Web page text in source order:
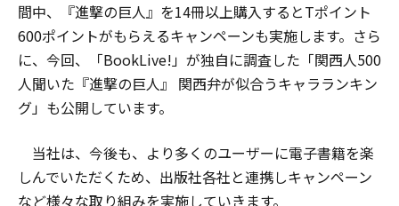
間中、『進撃の巨人』を14冊以上購入するとTポイント
600ポイントがもらえるキャンペーンも実施します。さら
に、今回、「BookLive!」が独自に調査した「関西人500
人聞いた『進撃の巨人』 関西弁が似合うキャラランキン
グ」も公開しています。
当社は、今後も、より多くのユーザーに電子書籍を楽
しんでいただくため、出版社各社と連携しキャンペーン
など様々な取り組みを実施していきます。